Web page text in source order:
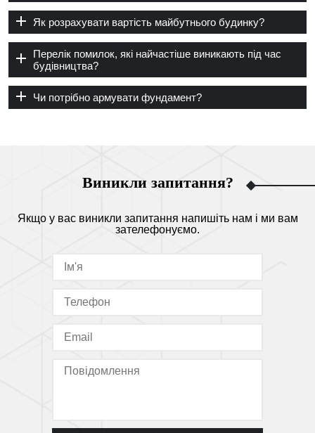
Як розрахувати вартість майбутнього будинку?
Перелік помилок, які найчастіше виникають під час
будівництва?
Чи потрібно армувати фундамент?
Виникли запитання?
Якщо у вас виникли запитання напишіть нам і ми вам
зателефонуємо.